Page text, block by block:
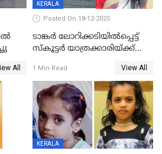
All
KERALA
Posted On 18-12-2025
ടാങ്കർ ലോറിക്കടിയിൽപ്പെട്ട്
സ്കൂട്ടർ യാത്രക്കാരിയ്ക്ക്
കണ്ടോത്ത് ദേശീയ പാതയിൽ
1 Min Read View All
KERALA